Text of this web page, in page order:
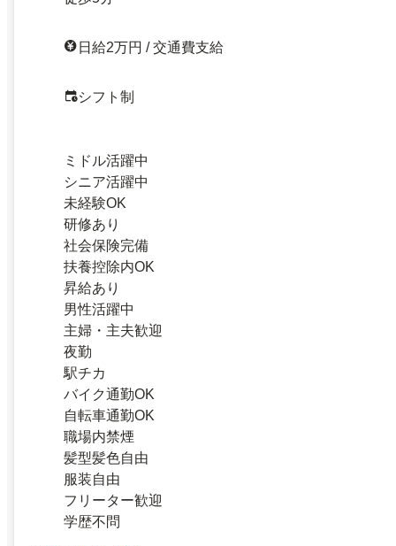
日給2万円 / 交通費支給
シフト制
ミドル活躍中
シニア活躍中
未経験OK
研修あり
社会保険完備
扶養控除内OK
昇給あり
男性活躍中
主婦・主夫歓迎
夜勤
駅チカ
バイク通勤OK
自転車通勤OK
職場内禁煙
髪型髪色自由
服装自由
フリーター歓迎
学歴不問